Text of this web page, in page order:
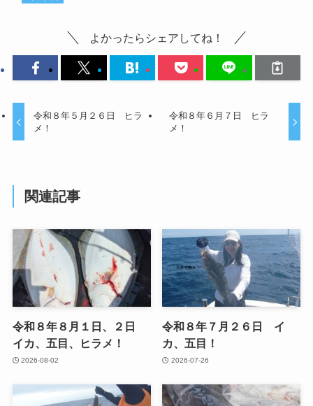
よかったらシェアしてね！
令和８年５月２６日 ヒラ
メ！
令和８年６月７日 ヒラ
メ！
関連記事
令和８年８月１日、２日
イカ、五目、ヒラメ！
2026-08-02
令和８年７月２６日 イ
カ、五目！
2026-07-26